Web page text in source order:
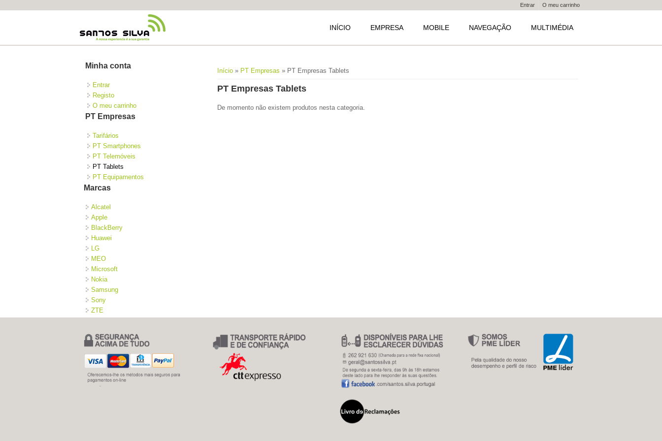
Entrar O meu carrinho
INÍCIO EMPRESA MOBILE NAVEGAÇÃO MULTIMÉDIA
Está aqui
Início » PT Empresas » PT Empresas Tablets
PT Empresas Tablets
De momento não existem produtos nesta categoria.
Minha conta
Entrar
Registo
O meu carrinho
PT Empresas
Tarifários
PT Smartphones
PT Telemóveis
PT Tablets
PT Equipamentos
Marcas
Alcatel
Apple
BlackBerry
Huawei
LG
MEO
Microsoft
Nokia
Samsung
Sony
ZTE